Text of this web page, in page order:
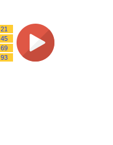
21
45
69
93